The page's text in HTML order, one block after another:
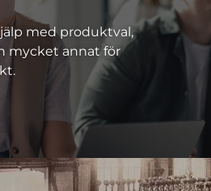
med produktval,
mycket annat för